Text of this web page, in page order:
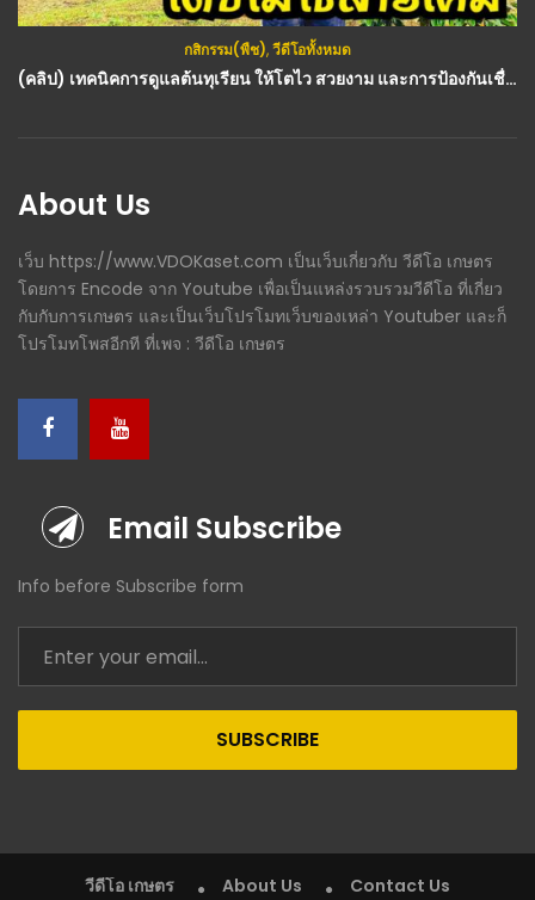
กสิกรรม(พืช),วีดีโอทั้งหมด
(คลิป) เทคนิคการดูแลต้นทุเรียน ให้โตไว สวยงาม และการป้องกันเชื่อราของต้นทุเรียน : วีดีโอ เกษตร
About Us
เว็บ https://www.VDOKaset.com เป็นเว็บเกี่ยวกับ วีดีโอ เกษตร
โดยการ Encode จาก Youtube เพื่อเป็นแหล่งรวบรวมวีดีโอ ที่เกี่ยว
กับกับการเกษตร และเป็นเว็บโปรโมทเว็บของเหล่า Youtuber และก็
โปรโมทโพสอีกที ที่เพจ : วีดีโอ เกษตร
Email Subscribe
Info before Subscribe form
SUBSCRIBE
วีดีโอ เกษตร About Us Contact Us